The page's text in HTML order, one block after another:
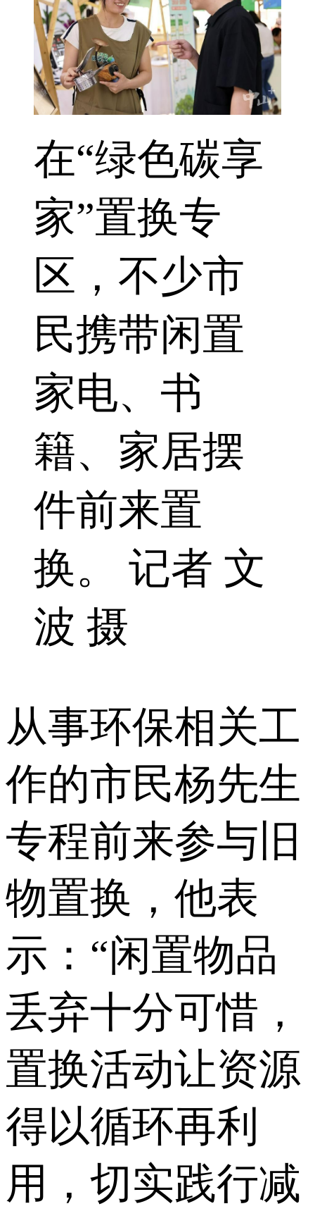
在“绿色碳享
家”置换专
区，不少市
民携带闲置
家电、书
籍、家居摆
件前来置
换。 记者 文
波 摄
从事环保相关工
作的市民杨先生
专程前来参与旧
物置换，他表
示：“闲置物品
丢弃十分可惜，
置换活动让资源
得以循环再利
用，切实践行减